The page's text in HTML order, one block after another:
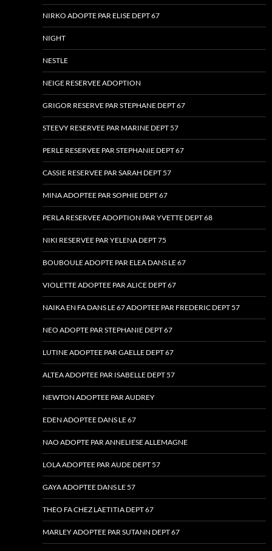
NIRKO ADOPTE PAR ELISE DEPT 67
NIGHT
NESTLE
NEIGE RESERVEE ADOPTION
GRIGOR RESERVE PAR STEPHANE DEPT 67
STEEVY RESERVEE PAR MARINE DEPT 57
PERLE RESERVEE PAR STEPHANIE DEPT 67
CASSIE RESERVEE PAR SARAH DEPT 57
MINA ADOPTEE PAR SOPHIE DEPT 67
PERLA RESERVEE ADOPTION PAR YVETTE DEPT 68
NIKI RESERVEE PAR YELENA DEPT 75
BOUBOULE ADOPTE PAR ELEA DANS LE 67
VIOLETTE ADOPTEE PAR ALICE DEPT 67
NAIKA EN FA DANS LE 67 ADOPTEE PAR FREDERIC DEPT 57
NEO ADOPTE PAR STEPHANIE DEPT 67
LUTINE ADOPTEE PAR GAELLE DEPT 67
ALTEA ADOPTEE PAR ISABELLE DEPT 57
NEWTON ADOPTEE PAR AUDREY
EDEN ADOPTEE DANS LE 67
NAO ADOPTE PAR ANNELIESE ALLEMAGNE
LOLA ADOPTEE PAR AUDE DEPT 57
GAYA ADOPTEE DANS LE 57
THEO FA CHEZ LAETITIA DEPT 67
MARLEY ADOPTEE PAR SUTANN DEPT 67